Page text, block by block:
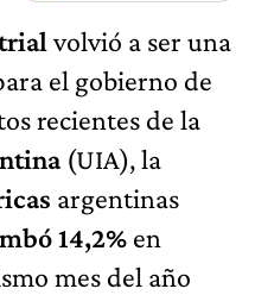
volvió a ser una
el gobierno de
recientes de la
(UIA), la
argentinas
14,2% en
mes del año